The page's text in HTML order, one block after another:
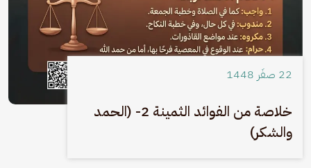
22 صفَر 1448
خلاصة من الفوائد الثمينة 2- (الحمد
والشكر)